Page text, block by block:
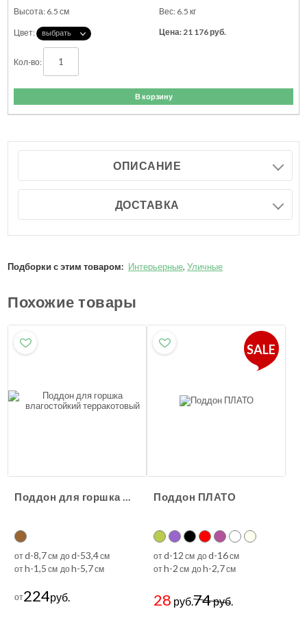
6.5 см 6.5 кг
21 176руб.
В корзину
ОПИСАНИЕ
ДОСТАВКА
Подборки с этим товаром: Интерьерные, Уличные
Похожие товары
Поддон для горшка влагостойкий терракотовый
отd-8,7см доd-53,4см
отh-1,5 см доh-5,7см
от224руб.
SALE
Поддон ПЛАТО
отd-12 см доd-16см
отh-2 см доh-2,7см
28 руб.74руб.